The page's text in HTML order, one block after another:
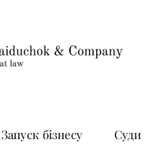
Запуск бізнесу Суди